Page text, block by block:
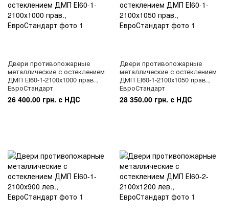
Двери противопожарные
металлические с остеклением
ДМП ЕІ60-1-2100х1000 прав.,
ЕвроСтандарт
26 400.00 грн. с НДС
Двери противопожарные
металлические с остеклением
ДМП ЕІ60-1-2100х1050 прав.,
ЕвроСтандарт
28 350.00 грн. с НДС